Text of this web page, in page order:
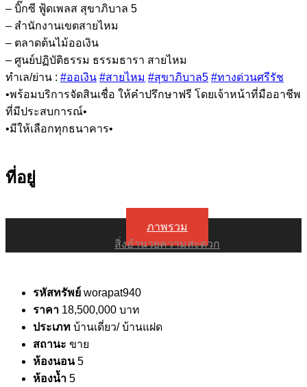
– บิ๊กซี ฟู้ดเพลส สุขาภิบาล 5
– สำนักงานเขตสายไหม
– ตลาดต้นไม้ออเงิน
– ศูนย์ปฏิบัติธรรม ธรรมธารา สายไหม
ทำเล/ย่าน : #ออเงิน #สายไหม #สุขาภิบาล5 #ทางด่วนศรีรัช
•พร้อมบริการจัดสินเชื่อ ให้คำปรึกษาฟรี โดยเจ้าหน้าที่มืออาชีพ
ที่มีประสบการณ์•
•มีให้เลือกทุกธนาคาร•
ที่อยู่
ภาพรวม
สิ่งอำนวยความสะดวก
รหัสทรัพย์ worapat940
ราคา 18,500,000 บาท
ประเภท บ้านเดี่ยว/ บ้านแฝด
สถานะ ขาย
ห้องนอน 5
ห้องน้ำ 5